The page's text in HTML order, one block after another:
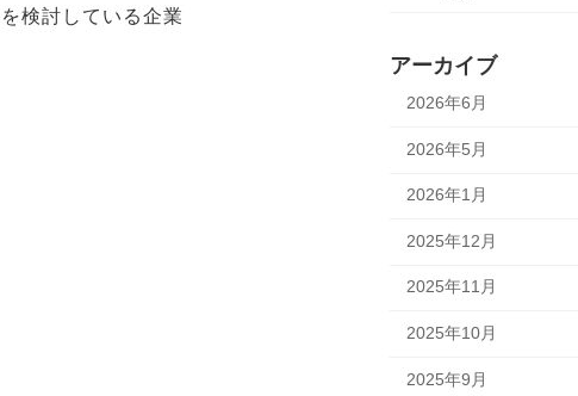
検討している企業
アーカイブ
2026年6月
2026年5月
2026年1月
2025年12月
2025年11月
2025年10月
2025年9月